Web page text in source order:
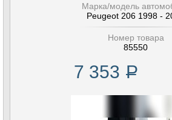
Марка/модель
Peugeot 206 1998 -
Номер товара
85550
7 353 Р